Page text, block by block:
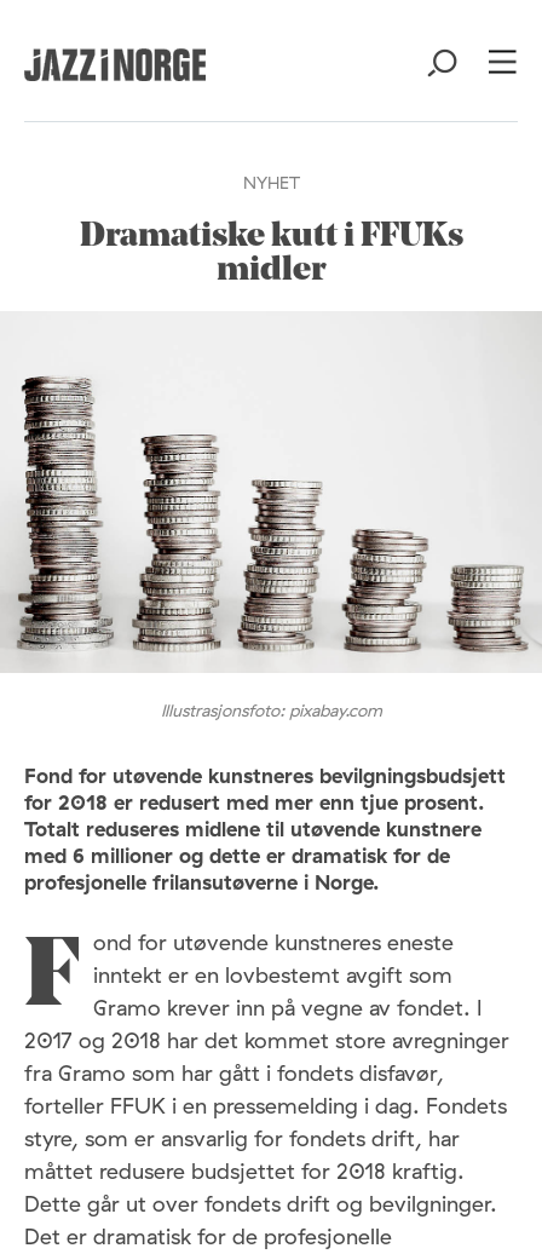
NYHET
Dramatiske kutt i FFUKs
midler
Illustrasjonsfoto: pixabay.com
Fond for utøvende kunstneres bevilgningsbudsjett
for 2018 er redusert med mer enn tjue prosent.
Totalt reduseres midlene til utøvende kunstnere
med 6 millioner og dette er dramatisk for de
profesjonelle frilansutøverne i Norge.
F ond for utøvende kunstneres eneste
inntekt er en lovbestemt avgift som
Gramo krever inn på vegne av fondet. I
2017 og 2018 har det kommet store avregninger
fra Gramo som har gått i fondets disfavør,
forteller FFUK i en pressemelding i dag. Fondets
styre, som er ansvarlig for fondets drift, har
måttet redusere budsjettet for 2018 kraftig.
Dette går ut over fondets drift og bevilgninger.
Det er dramatisk for de profesjonelle